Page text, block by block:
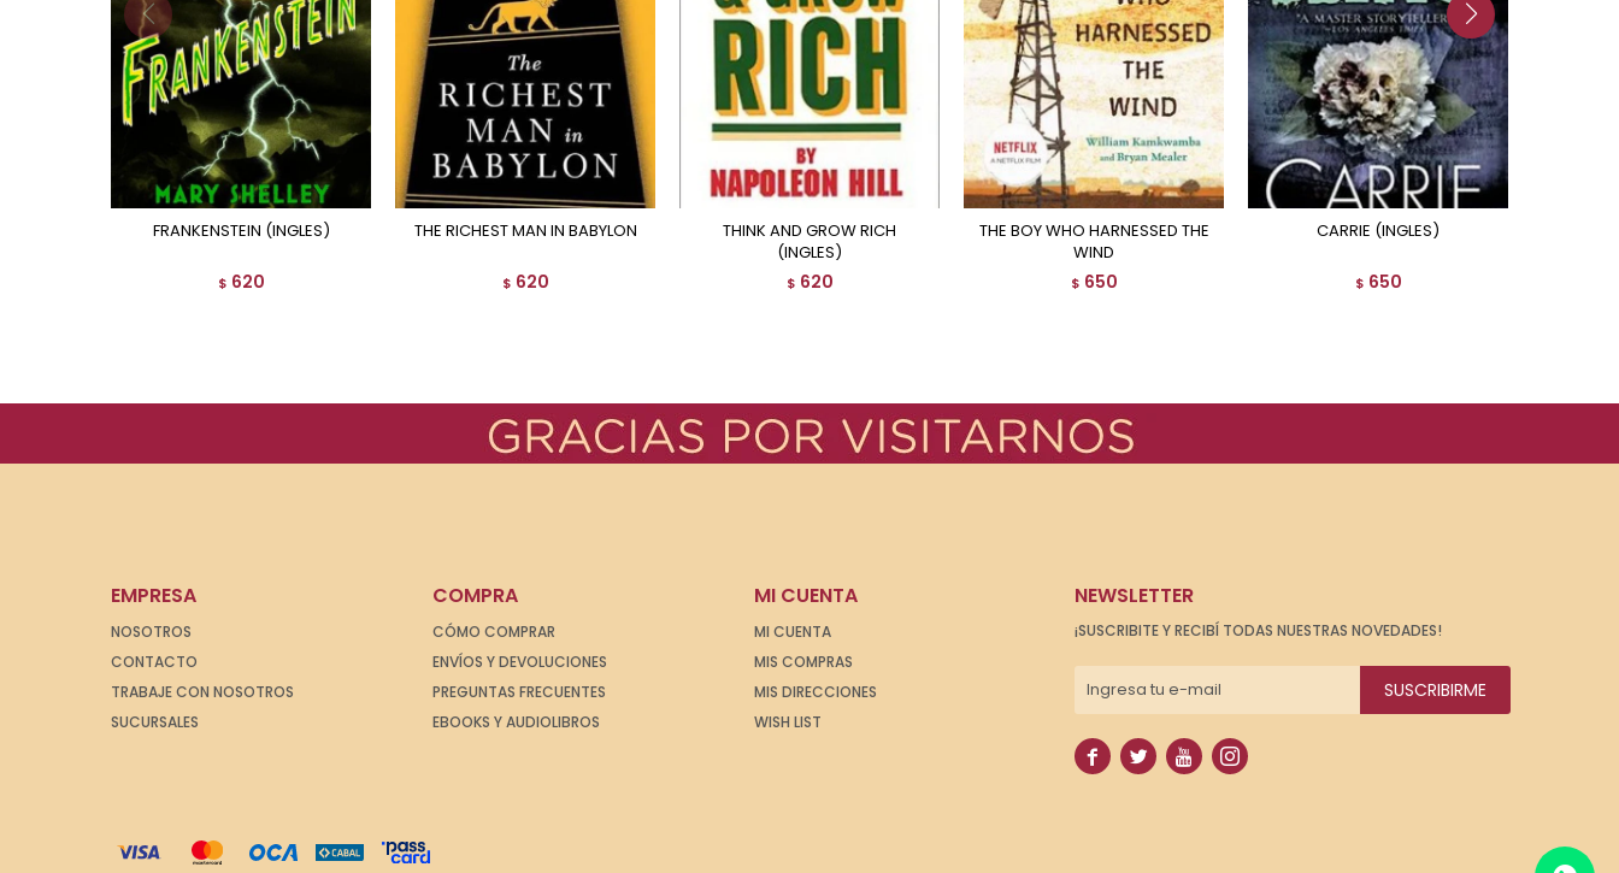
FRANKENSTEIN (INGLES)
$ 620
THE RICHEST MAN IN BABYLON
$ 620
THINK AND GROW RICH
(INGLES)
$ 620
THE BOY WHO HARNESSED THE
WIND
$ 650
CARRIE (INGLES)
$ 650
EMPRESA
NOSOTROS
CONTACTO
TRABAJE CON NOSOTROS
SUCURSALES
COMPRA
CÓMO COMPRAR
ENVÍOS Y DEVOLUCIONES
PREGUNTAS FRECUENTES
EBOOKS Y AUDIOLIBROS
MI CUENTA
MI CUENTA
MIS COMPRAS
MIS DIRECCIONES
WISH LIST
NEWSLETTER
¡SUSCRIBITE Y RECIBÍ TODAS NUESTRAS NOVEDADES!
SUSCRIBIRME
   